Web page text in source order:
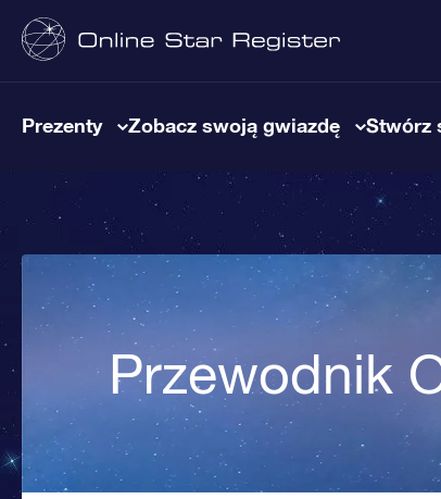
Prezenty Zobacz swoją gwiazdę Stwórz
Przewodnik